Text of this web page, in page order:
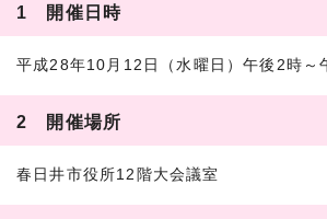
1 開催日時
平成28年10月12日（水曜日）午後2時～
2 開催場所
春日井市役所12階大会議室